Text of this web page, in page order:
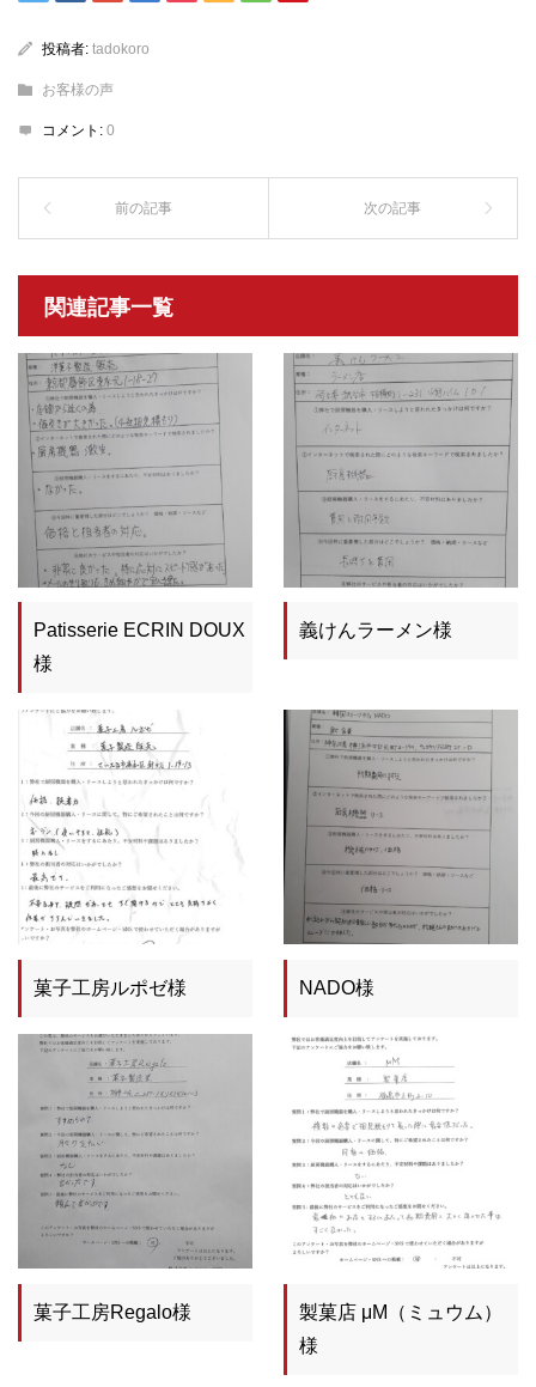
投稿者: tadokoro
お客様の声
コメント: 0
関連記事一覧
Patisserie ECRIN DOUX
様
義けんラーメン様
菓子工房ルポゼ様 NADO様
菓子工房Regalo様
製菓店 μM（ミュウム）
様